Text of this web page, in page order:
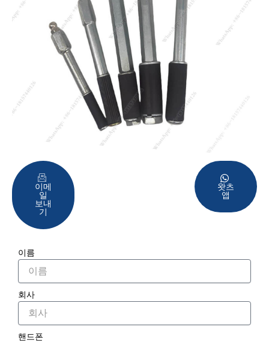
이메
일
보내
기
왓츠
앱
이름
회사
핸드폰